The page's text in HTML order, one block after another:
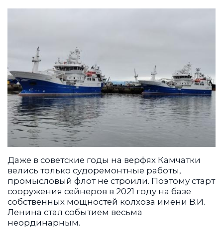
Даже в советские годы на верфях Камчатки
велись только судоремонтные работы,
промысловый флот не строили. Поэтому старт
сооружения сейнеров в 2021 году на базе
собственных мощностей колхоза имени В.И.
Ленина стал событием весьма
неординарным.